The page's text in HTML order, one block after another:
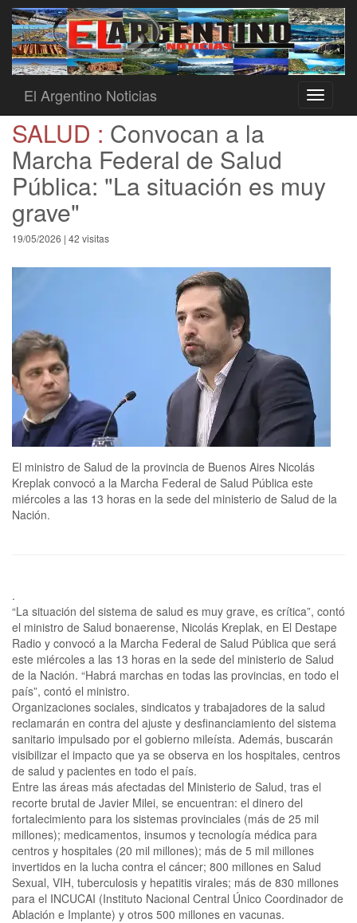
Toggle
El Argentino Noticias
SALUD : Convocan a la
Marcha Federal de Salud
Pública: "La situación es muy
grave"
19/05/2026 | 42 visitas
El ministro de Salud de la provincia de Buenos Aires Nicolás
Kreplak convocó a la Marcha Federal de Salud Pública este
miércoles a las 13 horas en la sede del ministerio de Salud de la
Nación.
.
“La situación del sistema de salud es muy grave, es crítica”, contó
el ministro de Salud bonaerense, Nicolás Kreplak, en El Destape
Radio y convocó a la Marcha Federal de Salud Pública que será
este miércoles a las 13 horas en la sede del ministerio de Salud
de la Nación. “Habrá marchas en todas las provincias, en todo el
país”, contó el ministro.
Organizaciones sociales, sindicatos y trabajadores de la salud
reclamarán en contra del ajuste y desfinanciamiento del sistema
sanitario impulsado por el gobierno mileísta. Además, buscarán
visibilizar el impacto que ya se observa en los hospitales, centros
de salud y pacientes en todo el país.
Entre las áreas más afectadas del Ministerio de Salud, tras el
recorte brutal de Javier Milei, se encuentran: el dinero del
fortalecimiento para los sistemas provinciales (más de 25 mil
millones); medicamentos, insumos y tecnología médica para
centros y hospitales (20 mil millones); más de 5 mil millones
invertidos en la lucha contra el cáncer; 800 millones en Salud
Sexual, VIH, tuberculosis y hepatitis virales; más de 830 millones
para el INCUCAI (Instituto Nacional Central Único Coordinador de
Ablación e Implante) y otros 500 millones en vacunas.